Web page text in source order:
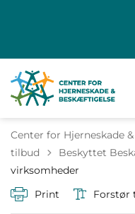
Center for Hjerneskade
tilbud
Tilbage til
Beskyttet
virksomheder
Print
Forstør